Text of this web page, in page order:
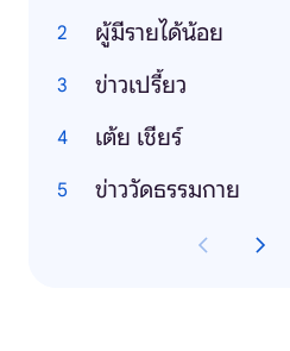
ผู้มีรายได้น้อย
ข่าวเปรี้ยว
เต้ย เชียร์
ข่าววัดธรรมกาย